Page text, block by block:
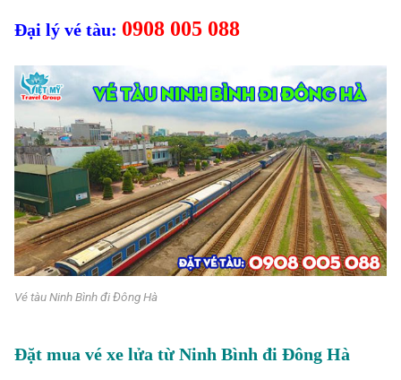
Đại lý vé tàu: 0908 005 088
Vé tàu Ninh Bình đi Đông Hà
Đặt mua vé xe lửa từ Ninh Bình đi Đông Hà